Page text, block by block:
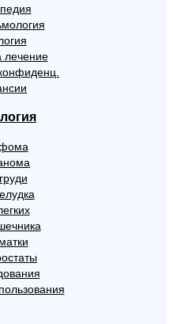
лечение